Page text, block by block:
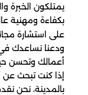
يمتلكون الخبرة
بكفاءة ومهنية
على استشارة
ودعنا نساعدك
أعمالك وتحسن
إذا كنت تبحث
بالمدينة، نحن